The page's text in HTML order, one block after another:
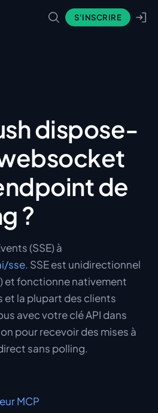
S'INSCRIRE
dispose-
de
?
(SSE) à
sse. SSE est unidirectionnel
et fonctionne nativement
et la plupart des clients
avec votre clé API dans
pour recevoir des mises à
sans polling.
MCP